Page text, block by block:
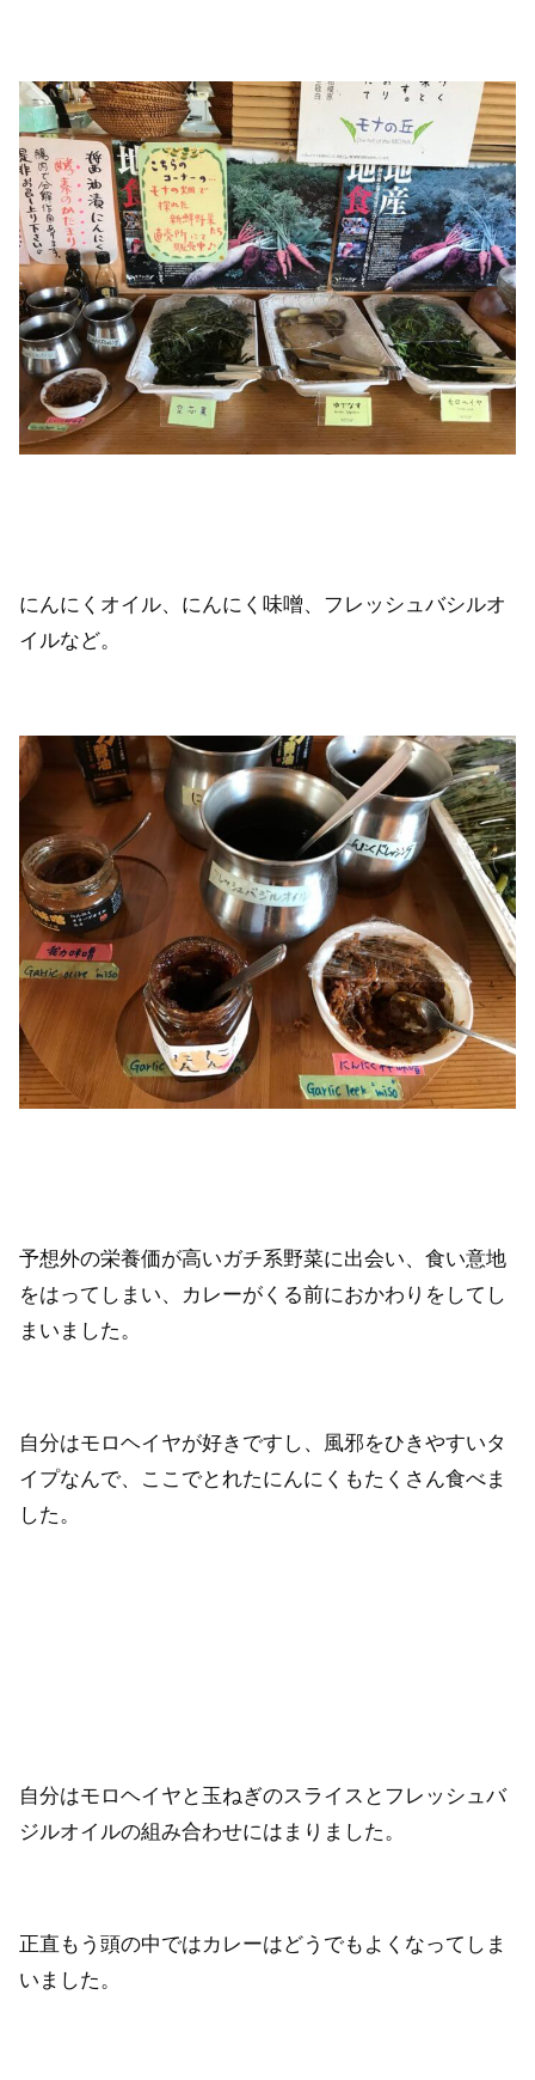
にんにくオイル、にんにく味噌、フレッシュバシルオ
イルなど。
予想外の栄養価が高いガチ系野菜に出会い、食い意地
をはってしまい、カレーがくる前におかわりをしてし
まいました。
自分はモロヘイヤが好きですし、風邪をひきやすいタ
イプなんで、ここでとれたにんにくもたくさん食べま
した。
自分はモロヘイヤと玉ねぎのスライスとフレッシュバ
ジルオイルの組み合わせにはまりました。
正直もう頭の中ではカレーはどうでもよくなってしま
いました。